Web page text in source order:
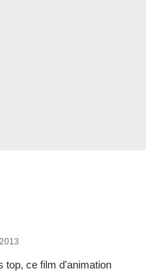
top, ce film d'animation